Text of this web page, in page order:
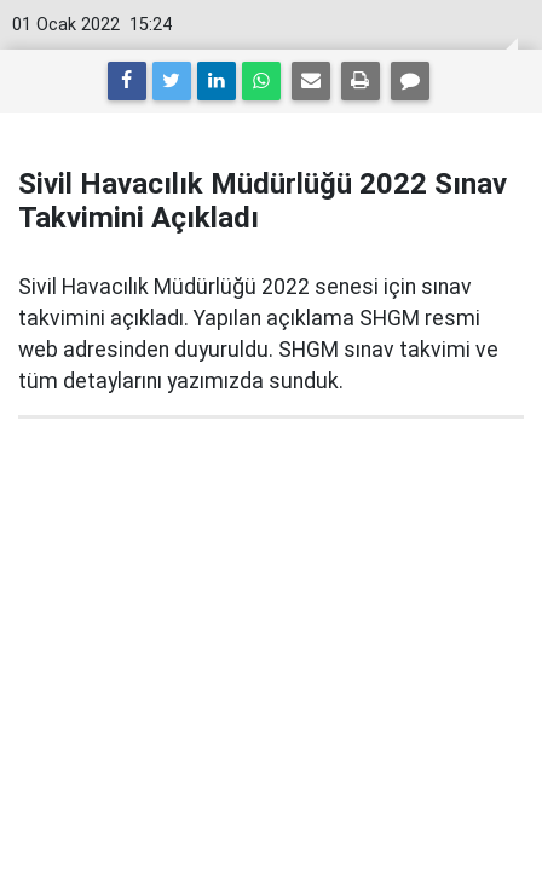
15:24
01 Ocak 2022
Sivil Havacılık Müdürlüğü 2022 Sınav
Takvimini Açıkladı
Sivil Havacılık Müdürlüğü 2022 senesi için sınav
takvimini açıkladı. Yapılan açıklama SHGM resmi
web adresinden duyuruldu. SHGM sınav takvimi ve
tüm detaylarını yazımızda sunduk.